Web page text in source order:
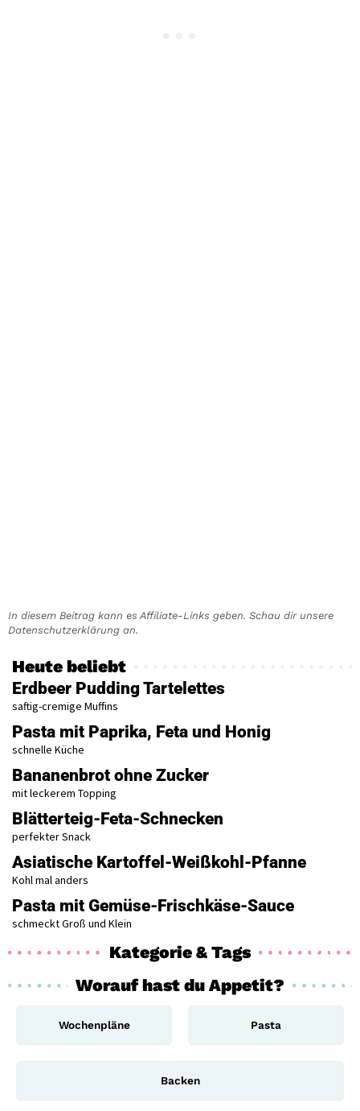
In diesem Beitrag kann es Affiliate-Links geben. Schau dir unsere
Datenschutzerklärung an.
Heute beliebt
Erdbeer Pudding Tartelettes
saftig-cremige Muffins
Pasta mit Paprika, Feta und Honig
schnelle Küche
Bananenbrot ohne Zucker
mit leckerem Topping
Blätterteig-Feta-Schnecken
perfekter Snack
Asiatische Kartoffel-Weißkohl-Pfanne
Kohl mal anders
Pasta mit Gemüse-Frischkäse-Sauce
schmeckt Groß und Klein
Kategorie & Tags
Worauf hast du Appetit?
Wochenpläne Pasta
Backen